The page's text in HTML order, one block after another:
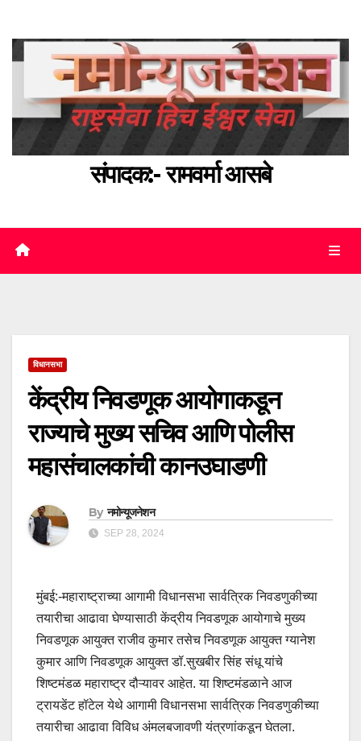
content
संपादक:- रामवर्मा आसबे
विधानसभा
केंद्रीय निवडणूक आयोगाकडून
राज्याचे मुख्य सचिव आणि पोलीस
महासंचालकांची कानउघाडणी
By नमोन्यूजनेशन
SEP 28, 2024
मुंबई:-महाराष्‍ट्राच्या आगामी विधानसभा सार्वत्रिक निवडणुकीच्या
तयारीचा आढावा घेण्यासाठी केंद्रीय निवडणूक आयोगाचे मुख्य
निवडणूक आयुक्त राजीव कुमार तसेच निवडणूक आयुक्त ग्यानेश
कुमार आणि निवडणूक आयुक्त डॉ.सुखबीर सिंह संधू यांचे
शिष्टमंडळ महाराष्ट्र दौऱ्यावर आहेत. या शिष्टमंडळाने आज
ट्रायडेंट हॉटेल येथे आगामी विधानसभा सार्वत्रिक निवडणुकीच्या
तयारीचा आढावा विविध अंमलबजावणी यंत्रणांकडून घेतला.